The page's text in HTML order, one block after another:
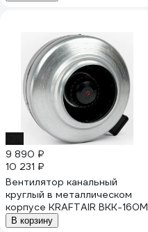
9 890 ₽
10 231 ₽
Вентилятор канальный
круглый в металлическом
корпусе KRAFTAIR ВКК-160М
В корзину